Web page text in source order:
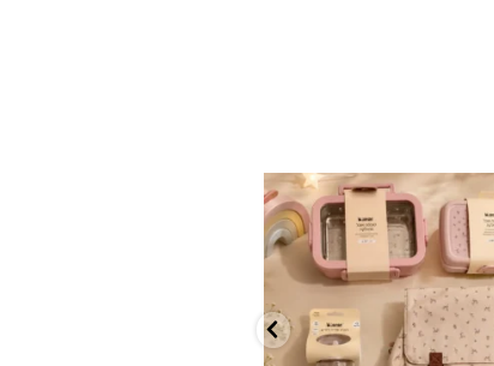
הקולקציה החדשה
9 4